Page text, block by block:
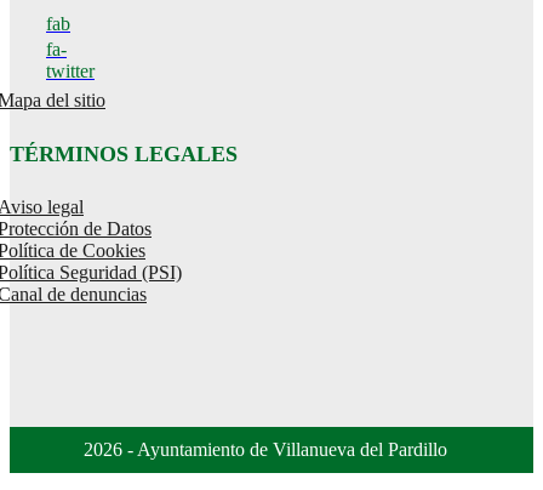
fab
fa-
twitter
del sitio
TÉRMINOS LEGALES
legal
de Datos
de Cookies
Seguridad (PSI)
de denuncias
2026 - Ayuntamiento de Villanueva del Pardillo